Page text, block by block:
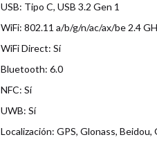
USB: Tipo C, USB 3.2 Gen 1
WiFi: 802.11 a/b/g/n/ac/ax/be 2.4
WiFi Direct: Sí
Bluetooth: 6.0
NFC: Sí
UWB: Sí
Localización: GPS, Glonass, Beidou,